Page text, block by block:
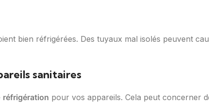
bien réfrigérées. Des tuyaux mal isolés peuvent
sanitaires
réfrigération pour vos appareils. Cela peut concerner